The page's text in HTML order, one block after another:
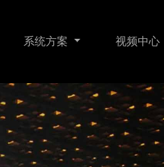
窗遮阳 暖通舒适
系统方案
智慧酒店
视频中心
联系我们